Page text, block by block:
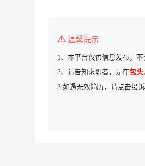
温馨提示
1、本平台仅供信息发布，
2、请告知求职者，是在包头
3.如遇无效简历，请点击投